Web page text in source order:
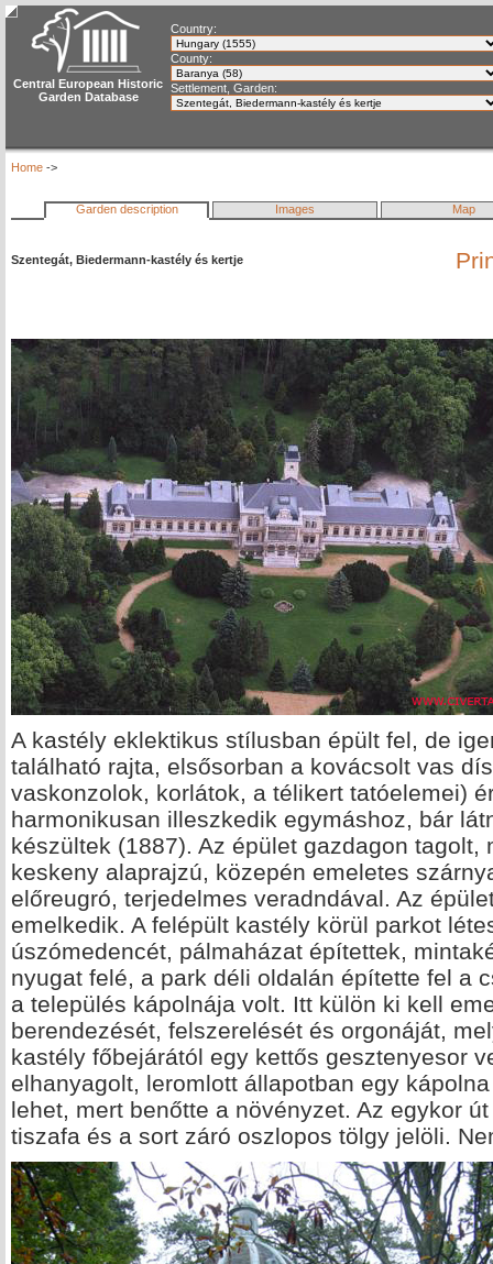
Central European Historic
Garden Database
Country:
County:
Settlement, Garden:
Home ->
Garden description Images Map
Szentegát, Biedermann-kastély és kertje
A kastély eklektikus stílusban épült fel, de
található rajta, elsősorban a kovácsolt vas
vaskonzolok, korlátok, a télikert tatóelemei)
harmonikusan illeszkedik egymáshoz, bár
készültek (1887). Az épület gazdagon
keskeny alaprajzú, közepén emeletes
előreugró, terjedelmes veradndával. Az
emelkedik. A felépült kastély körül parkot
úszómedencét, pálmaházat építettek,
nyugat felé, a park déli oldalán építette fel a
a település kápolnája volt. Itt külön ki kell
berendezését, felszerelését és orgonáját,
kastély főbejárától egy kettős gesztenyesor
elhanyagolt, leromlott állapotban egy
lehet, mert benőtte a növényzet. Az egykor
tiszafa és a sort záró oszlopos tölgy jelöli.